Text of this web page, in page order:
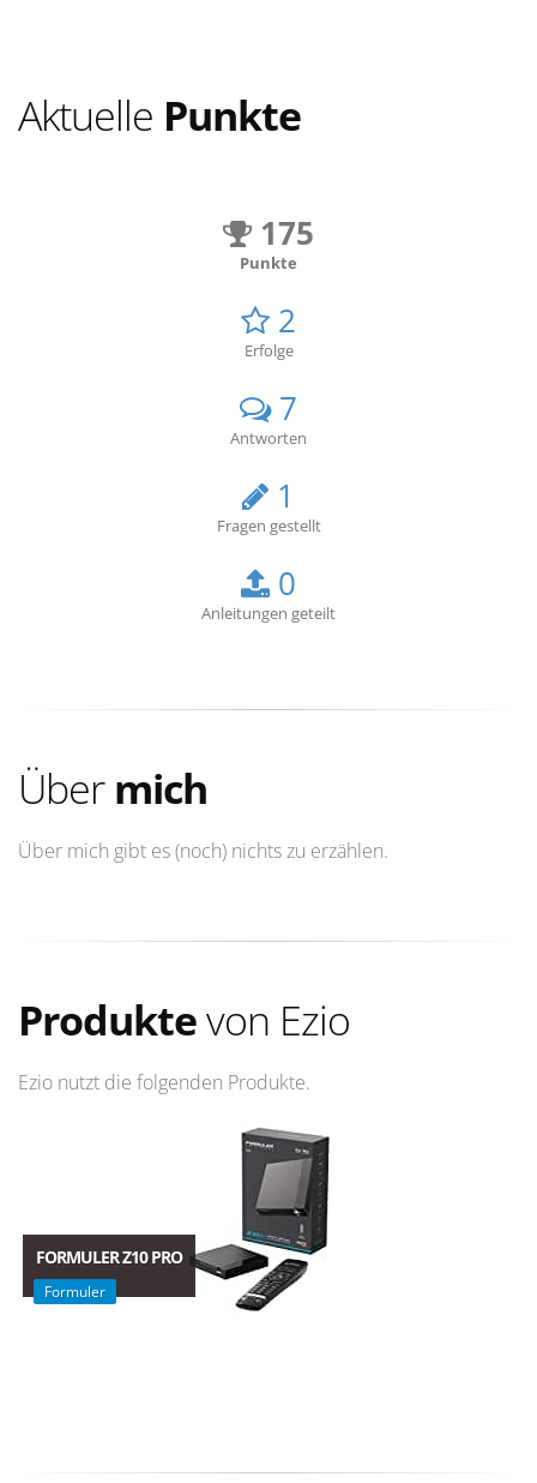
Aktuelle Punkte
175
Punkte
2
Erfolge
7
Antworten
1
Fragen gestellt
0
Anleitungen geteilt
Übermich
Über mich gibt es (noch) nichts zu erzählen.
Produktevon Ezio
Ezio nutzt die folgenden Produkte.
FORMULER Z10 PRO
Formuler